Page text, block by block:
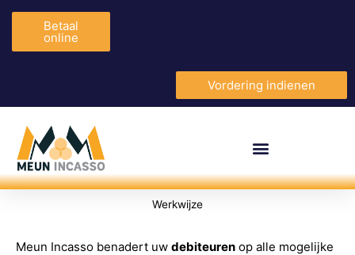
Vordering indienen
Betaal
online
Werkwijze
Meun Incasso benadert uw debiteuren op alle mogelijke